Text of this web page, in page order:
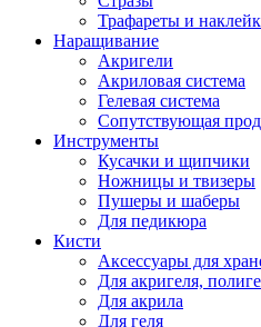
Трафареты и
Наращивание
Акригели
Акриловая система
Гелевая система
Сопутствующая
Инструменты
Кусачки и щипчики
Ножницы и твизеры
Пушеры и шаберы
Для педикюра
Кисти
Аксессуары для
Для акригеля,
Для акрила
Для геля